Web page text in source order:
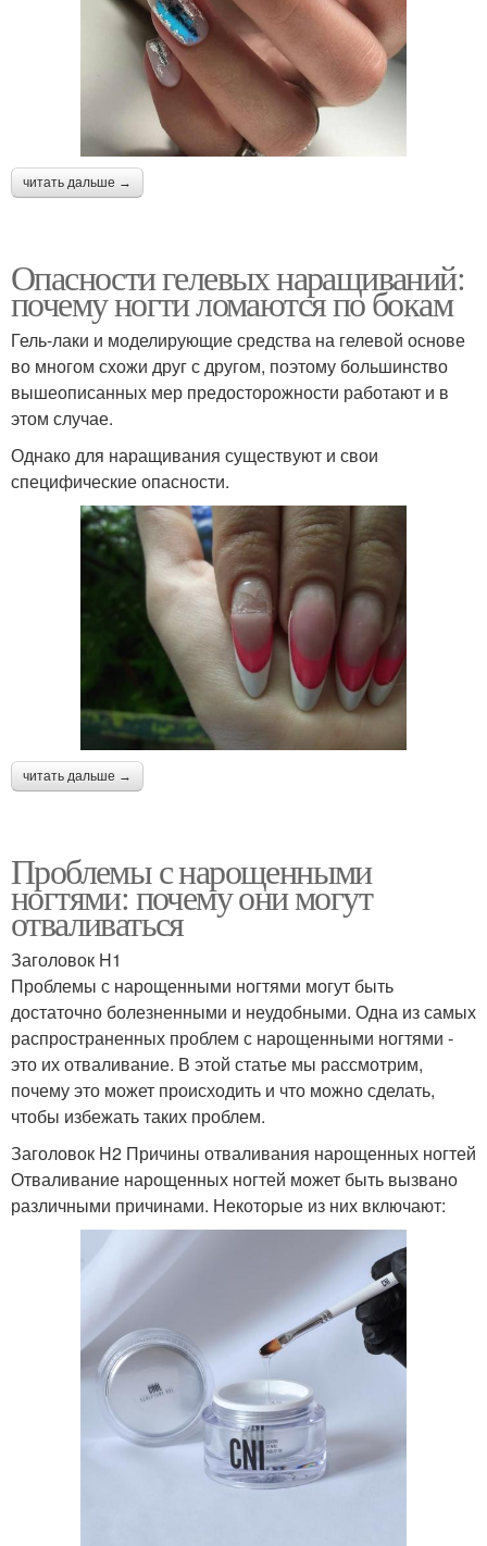
читать дальше →
Опасности гелевых наращиваний:
почему ногти ломаются по бокам
Гель-лаки и моделирующие средства на гелевой основе
во многом схожи друг с другом, поэтому большинство
вышеописанных мер предосторожности работают и в
этом случае.
Однако для наращивания существуют и свои
специфические опасности.
читать дальше →
Проблемы с нарощенными
ногтями: почему они могут
отваливаться
Заголовок H1
Проблемы с нарощенными ногтями могут быть
достаточно болезненными и неудобными. Одна из самых
распространенных проблем с нарощенными ногтями -
это их отваливание. В этой статье мы рассмотрим,
почему это может происходить и что можно сделать,
чтобы избежать таких проблем.
Заголовок H2 Причины отваливания нарощенных ногтей
Отваливание нарощенных ногтей может быть вызвано
различными причинами. Некоторые из них включают: